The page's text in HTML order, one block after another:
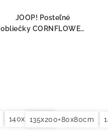
140x200+70x90cm
JOOP! Posteľné
obliečky CORNFLOWER
135x200+80x80cm